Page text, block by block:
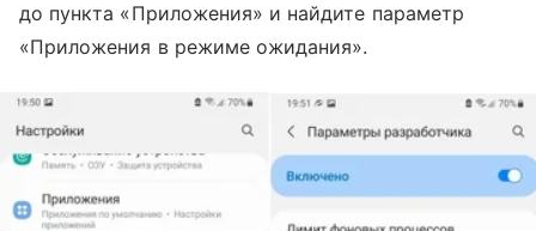
до пункта «Приложения» и найдите параметр
«Приложения в режиме ожидания».